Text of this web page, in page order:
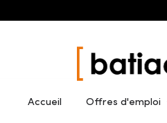
Accueil Offres d'emploi